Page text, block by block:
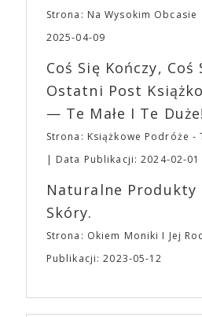
„Midsommar. W biały dzień”
osobisty film, który pozwolił
się z widzami swoimi lękami,
„Bo się boi” w kinach od 21
planujemy Strefę
fantastycznego czasu
EXPO XXI!
Strona: Na Wysokim Obcasie
2025-04-09
Coś Się Kończy, Coś
Ostatni Post
— Te Małe I Te Duże!
Strona: Książkowe Podróże -
Data Publikacji: 2024-02-01
Naturalne Produkty
Skóry.
Strona: Okiem Moniki I Jej
Publikacji: 2023-05-12